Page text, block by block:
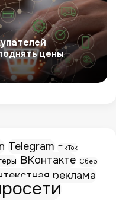
цены
Telegram TikTok
ВКонтакте Сбер
реклама